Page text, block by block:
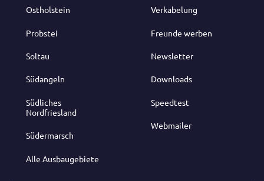
Ostholstein
Probstei
Soltau
Südangeln
Südliches
Nordfriesland
Südermarsch
Alle Ausbaugebiete
Verkabelung
Freunde werben
Newsletter
Downloads
Speedtest
Webmailer